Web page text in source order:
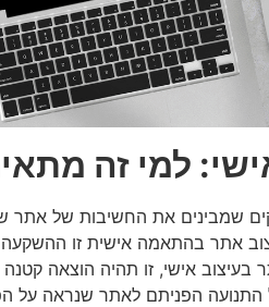
למי זה
שמבינים את החשיבות של אתר
אתר בהתאמה אישית זו ההשקעה
התנועה הפניתם לאתר שנראה